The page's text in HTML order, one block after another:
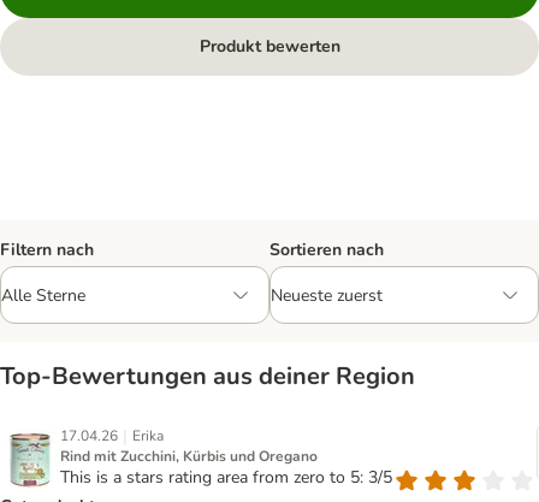
Produkt bewerten
Filtern nach Sortieren nach
Top‑Bewertungen aus deiner Region
17.04.26 | Erika
Rind mit Zucchini, Kürbis und Oregano
This is a stars rating area from zero to 5: 3/5